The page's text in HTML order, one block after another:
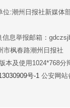
位:潮州日报社新媒体
息举报邮箱：
市枫春路潮州日报社
本及使用1024*768分
号-1 公安网站